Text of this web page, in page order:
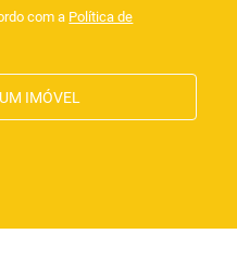
com a Política de
IMÓVEL